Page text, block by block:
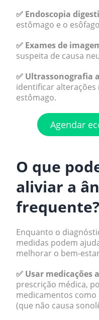
✅ Endoscopia
estômago e o
✅ Exames de
suspeita de causa
✅ Ultrassonografia
identificar alterações
estômago.
Agendar
O que
aliviar a
frequente?
Enquanto o
medidas podem
melhorar o bem-
✅ Usar medicações
prescrição médica,
medicamentos
(que não causa